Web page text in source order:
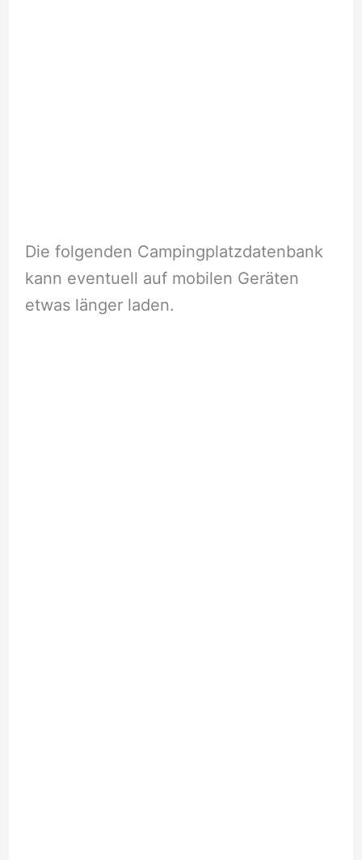
Die folgenden Campingplatzdatenbank
kann eventuell auf mobilen Geräten
etwas länger laden.